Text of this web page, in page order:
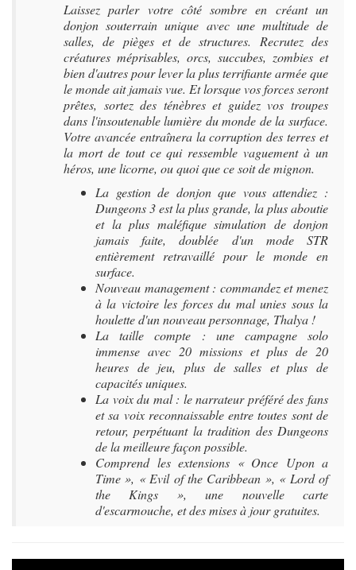
Laissez parler votre côté sombre en créant un
donjon souterrain unique avec une multitude de
salles, de pièges et de structures. Recrutez des
créatures méprisables, orcs, succubes, zombies et
bien d'autres pour lever la plus terrifiante armée que
le monde ait jamais vue. Et lorsque vos forces seront
prêtes, sortez des ténèbres et guidez vos troupes
dans l'insoutenable lumière du monde de la surface.
Votre avancée entraînera la corruption des terres et
la mort de tout ce qui ressemble vaguement à un
héros, une licorne, ou quoi que ce soit de mignon.
La gestion de donjon que vous attendiez :
Dungeons 3 est la plus grande, la plus aboutie
et la plus maléfique simulation de donjon
jamais faite, doublée d'un mode STR
entièrement retravaillé pour le monde en
surface.
Nouveau management : commandez et menez
à la victoire les forces du mal unies sous la
houlette d'un nouveau personnage, Thalya !
La taille compte : une campagne solo
immense avec 20 missions et plus de 20
heures de jeu, plus de salles et plus de
capacités uniques.
La voix du mal : le narrateur préféré des fans
et sa voix reconnaissable entre toutes sont de
retour, perpétuant la tradition des Dungeons
de la meilleure façon possible.
Comprend les extensions « Once Upon a
Time », « Evil of the Caribbean », « Lord of
the Kings », une nouvelle carte
d'escarmouche, et des mises à jour gratuites.